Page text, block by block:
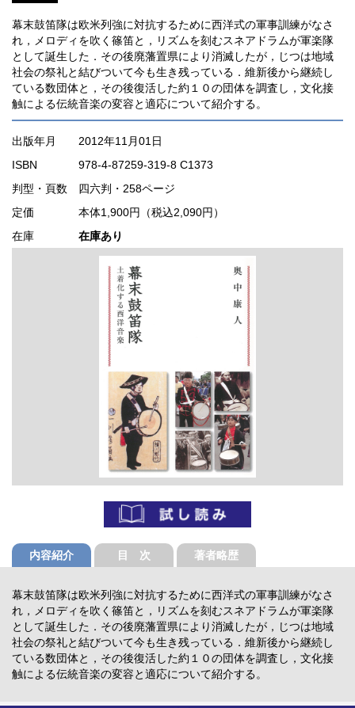
幕末鼓笛隊は欧米列強に対抗するために西洋式の軍事訓練がなさ
れ，メロディを吹く篠笛と，リズムを刻むスネアドラムが軍楽隊
として誕生した．その後廃藩置県により消滅したが，じつは地域
社会の祭礼と結びついて今も生き残っている．維新後から継続し
ている数団体と，その後復活した約１０の団体を調査し，文化接
触による伝統音楽の変容と適応について紹介する。
出版年月
2012年11月01日
ISBN
978-4-87259-319-8 C1373
判型・頁数 四六判・258ページ
定価
本体1,900円（税込2,090円）
在庫
在庫あり
内容紹介 目 次 著者略歴
幕末鼓笛隊は欧米列強に対抗するために西洋式の軍事訓練がなさ
れ，メロディを吹く篠笛と，リズムを刻むスネアドラムが軍楽隊
として誕生した．その後廃藩置県により消滅したが，じつは地域
社会の祭礼と結びついて今も生き残っている．維新後から継続し
ている数団体と，その後復活した約１０の団体を調査し，文化接
触による伝統音楽の変容と適応について紹介する。